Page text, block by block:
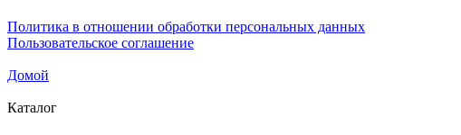
Политика в отношении обработки персональных данных
Пользовательское соглашение
Домой
Каталог